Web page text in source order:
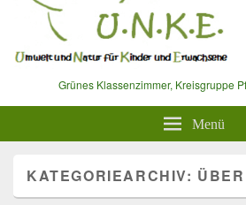
Grünes Klassenzimmer, Kreisgruppe
Menü
KATEGORIEARCHIV: